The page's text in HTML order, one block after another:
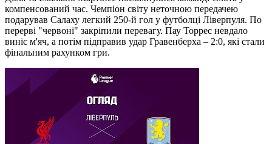
компенсований час. Чемпіон світу неточною передачею
подарував Салаху легкий 250-й гол у футболці Ліверпуля. По
перерві "червоні" закріпили перевагу. Пау Торрес невдало
виніс м'яч, а потім підправив удар Гравенберха – 2:0, які стали
фінальним рахунком гри.